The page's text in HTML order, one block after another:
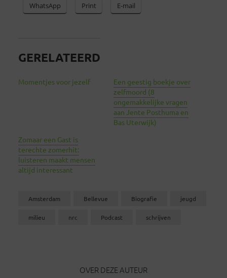
WhatsApp Print E-mail
GERELATEERD
Momentjes voor jezelf
Een geestig boekje over
zelfmoord (8
ongemakkelijke vragen
aan Jente Posthuma en
Bas Uterwijk)
Zomaar een Gast is
terechte zomerhit:
luisteren maakt mensen
altijd interessant
Amsterdam Bellevue Biografie jeugd
milieu nrc Podcast schrijven
OVER DEZE AUTEUR